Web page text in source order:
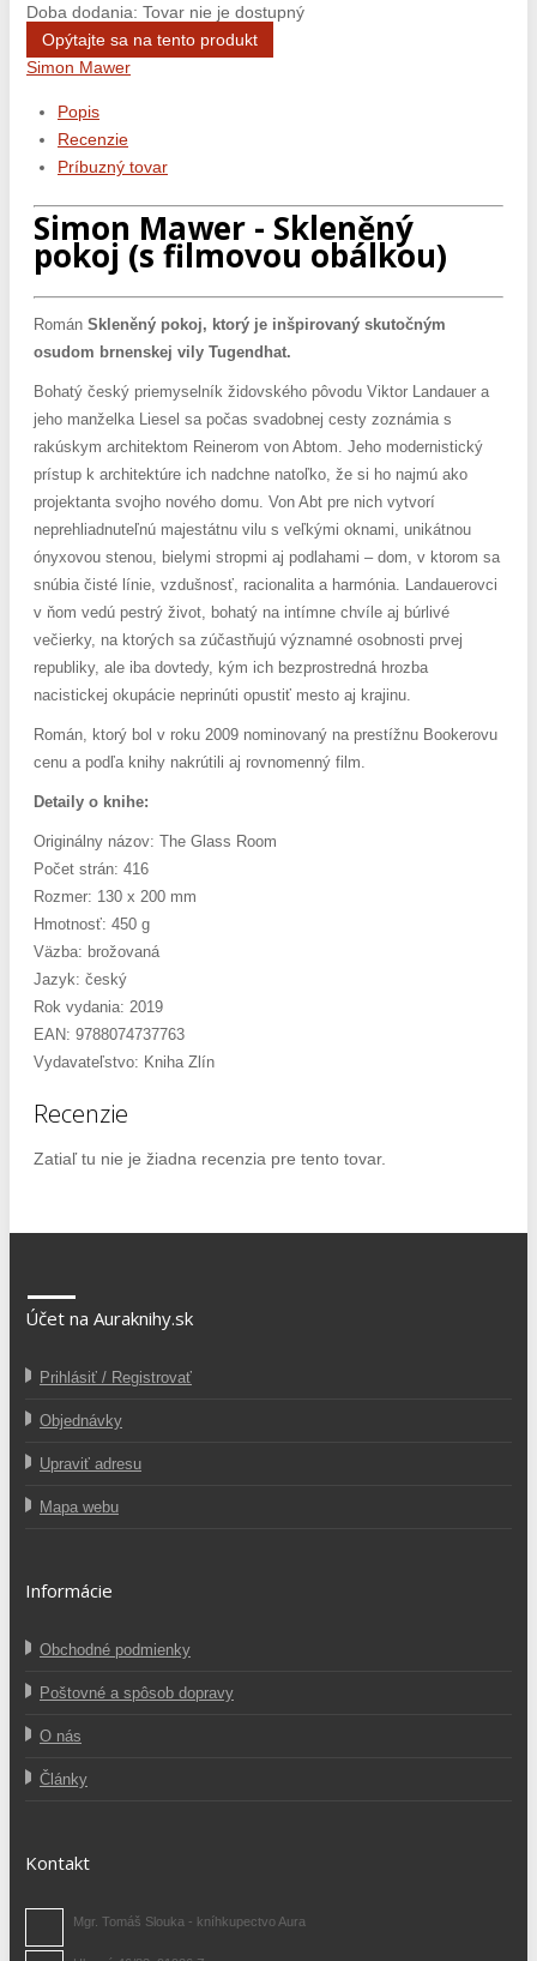
Doba dodania: Tovar nie je dostupný
Opýtajte sa na tento produkt
Simon Mawer
Popis
Recenzie
Príbuzný tovar
Simon Mawer - Skleněný
pokoj (s filmovou obálkou)
Román Skleněný pokoj, ktorý je inšpirovaný skutočným
osudom brnenskej vily Tugendhat.
Bohatý český priemyselník židovského pôvodu Viktor Landauer a
jeho manželka Liesel sa počas svadobnej cesty zoznámia s
rakúskym architektom Reinerom von Abtom. Jeho modernistický
prístup k architektúre ich nadchne natoľko, že si ho najmú ako
projektanta svojho nového domu. Von Abt pre nich vytvorí
neprehliadnuteľnú majestátnu vilu s veľkými oknami, unikátnou
ónyxovou stenou, bielymi stropmi aj podlahami – dom, v ktorom sa
snúbia čisté línie, vzdušnosť, racionalita a harmónia. Landauerovci
v ňom vedú pestrý život, bohatý na intímne chvíle aj búrlivé
večierky, na ktorých sa zúčastňujú významné osobnosti prvej
republiky, ale iba dovtedy, kým ich bezprostredná hrozba
nacistickej okupácie neprinúti opustiť mesto aj krajinu.
Román, ktorý bol v roku 2009 nominovaný na prestížnu Bookerovu
cenu a podľa knihy nakrútili aj rovnomenný film.
Detaily o knihe:
Originálny názov: The Glass Room
Počet strán: 416
Rozmer: 130 x 200 mm
Hmotnosť: 450 g
Väzba: brožovaná
Jazyk: český
Rok vydania: 2019
EAN: 9788074737763
Vydavateľstvo: Kniha Zlín
Recenzie
Zatiaľ tu nie je žiadna recenzia pre tento tovar.
Účet na Auraknihy.sk
Prihlásiť / Registrovať
Objednávky
Upraviť adresu
Mapa webu
Informácie
Obchodné podmienky
Poštovné a spôsob dopravy
O nás
Články
Kontakt
Mgr. Tomáš Slouka - kníhkupectvo Aura